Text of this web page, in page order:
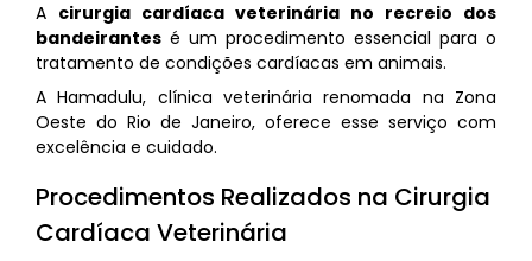
A cirurgia cardíaca veterinária no recreio dos
bandeirantes é um procedimento essencial para o
tratamento de condições cardíacas em animais.
A Hamadulu, clínica veterinária renomada na Zona
Oeste do Rio de Janeiro, oferece esse serviço com
excelência e cuidado.
Procedimentos Realizados na Cirurgia
Cardíaca Veterinária